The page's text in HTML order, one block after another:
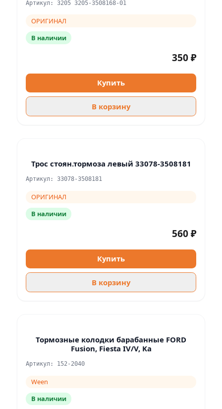
Артикул: 3205 3205-3508168-01
ОРИГИНАЛ
В наличии
350 ₽
Купить
В корзину
Трос стоян.тормоза левый 33078-3508181
Артикул: 33078-3508181
ОРИГИНАЛ
В наличии
560 ₽
Купить
В корзину
Тормозные колодки барабанные FORD
Fusion, Fiesta IV/V, Ka
Артикул: 152-2040
Ween
В наличии